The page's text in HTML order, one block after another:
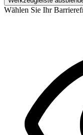
Wählen Sie Ihr